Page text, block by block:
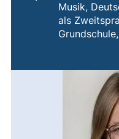
Musik,
als